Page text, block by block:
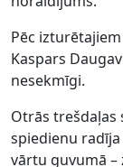
Pēc
Kaspars
nesekmīgi.
Otrās trešdaļas
spiedienu
vārtu guvumā –